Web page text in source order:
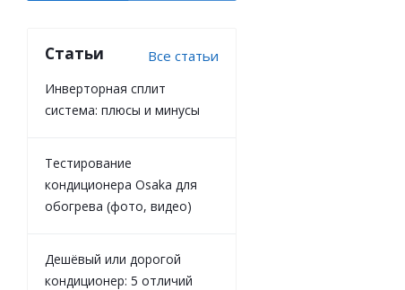
Статьи Все статьи
Инверторная сплит
система: плюсы и минусы
Тестирование
кондиционера Osaka для
обогрева (фото, видео)
Дешёвый или дорогой
кондиционер: 5 отличий